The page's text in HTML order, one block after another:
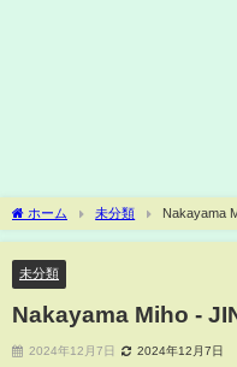
ホーム 未分類 Nakayama
未分類
Nakayama Miho -
2024年12月7日 2024年12月7日